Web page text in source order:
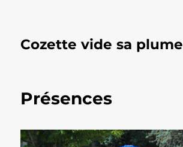
Cozette vide sa plume
Présences